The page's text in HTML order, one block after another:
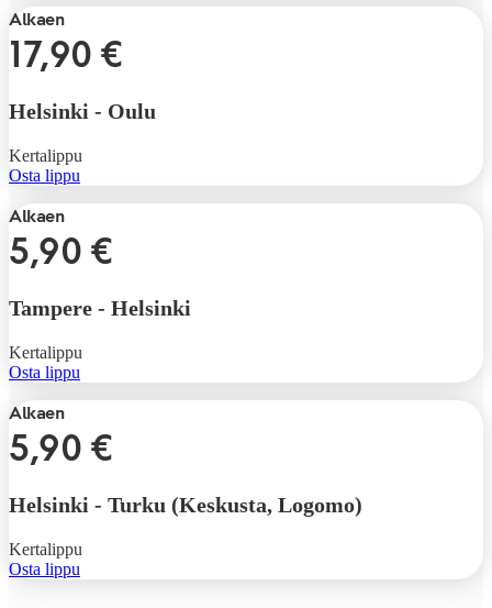
Alkaen
17,90 €
Helsinki - Oulu
Kertalippu
Osta lippu
Alkaen
5,90 €
Tampere - Helsinki
Kertalippu
Osta lippu
Alkaen
5,90 €
Helsinki - Turku (Keskusta, Logomo)
Kertalippu
Osta lippu